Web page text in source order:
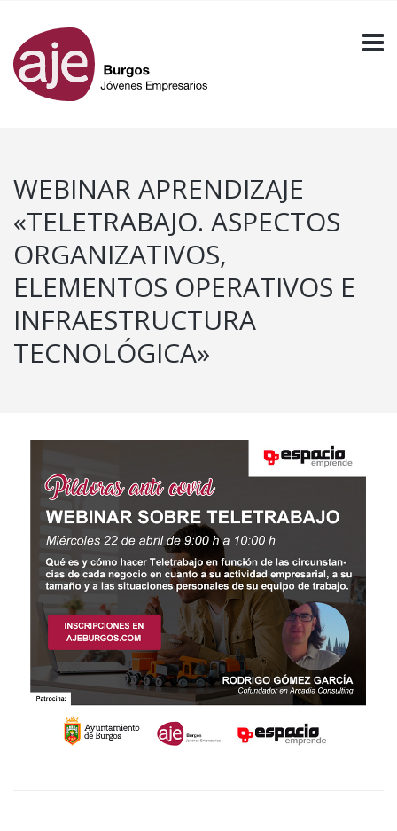
WEBINAR APRENDIZAJE
«TELETRABAJO. ASPECTOS
ORGANIZATIVOS,
ELEMENTOS OPERATIVOS E
INFRAESTRUCTURA
TECNOLÓGICA»